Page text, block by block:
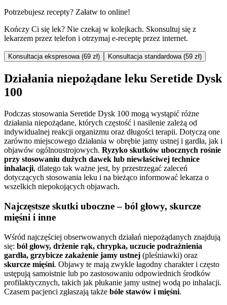
Potrzebujesz recepty? Załatw to online!
Kończy Ci się lek? Nie czekaj w kolejkach. Skonsultuj się z
lekarzem przez telefon i otrzymaj e-receptę przez internet.
Konsultacja ekspresowa (69 zł) Konsultacja standardowa (59 zł)
Działania niepożądane leku Seretide Dysk
100
Podczas stosowania Seretide Dysk 100 mogą wystąpić różne
działania niepożądane, których częstość i nasilenie zależą od
indywidualnej reakcji organizmu oraz długości terapii. Dotyczą one
zarówno miejscowego działania w obrębie jamy ustnej i gardła, jak i
objawów ogólnoustrojowych. Ryzyko skutków ubocznych rośnie
przy stosowaniu dużych dawek lub niewłaściwej technice
inhalacji, dlatego tak ważne jest, by przestrzegać zaleceń
dotyczących stosowania leku i na bieżąco informować lekarza o
wszelkich niepokojących objawach.
Najczęstsze skutki uboczne – ból głowy, skurcze
mięśni i inne
Wśród najczęściej obserwowanych działań niepożądanych znajdują
się: ból głowy, drżenie rąk, chrypka, uczucie podrażnienia
gardła, grzybicze zakażenie jamy ustnej (pleśniawki) oraz
skurcze mięśni. Objawy te mają zwykle łagodny charakter i często
ustępują samoistnie lub po zastosowaniu odpowiednich środków
profilaktycznych, takich jak płukanie jamy ustnej wodą po inhalacji.
Czasem pacjenci zgłaszają także bóle stawów i mięśni.